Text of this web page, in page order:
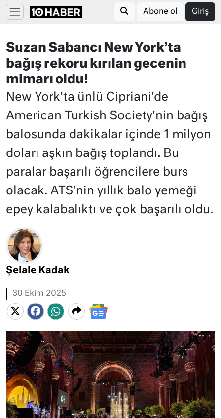
Abone ol Giriş
Suzan Sabancı New York’ta
bağış rekoru kırılan gecenin
mimarı oldu!
New York'ta ünlü Cipriani'de
American Turkish Society'nin bağış
balosunda dakikalar içinde 1 milyon
doları aşkın bağış toplandı. Bu
paralar başarılı öğrencilere burs
olacak. ATS'nin yıllık balo yemeği
epey kalabalıktı ve çok başarılı oldu.
Şelale Kadak
30 Ekim 2025